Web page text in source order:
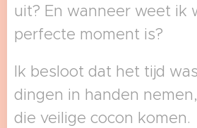
uit? En wanneer weet ik
perfecte moment is?
Ik besloot dat het tijd
dingen in handen
die veilige cocon komen.